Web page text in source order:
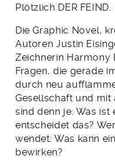
Plötzlich DER FEIND.
Die Graphic Novel,
Autoren Justin
Zeichnerin Harmony
Fragen, die gerade
durch neu
Gesellschaft und
sind denn je: Was ist
entscheidet das?
wendet: Was kann
bewirken?